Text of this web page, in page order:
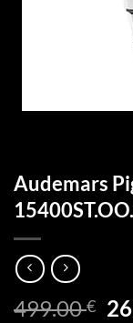
Audemars
499.00€